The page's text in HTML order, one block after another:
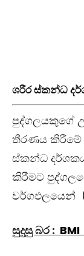
ශරීර ස්කන්ධ
පුද්ගලයකුගේ
තීරණය කිරීමේ
ස්කන්ධ
කිරීමට
වර්ගඵලයෙන්
සුදුසු බර :